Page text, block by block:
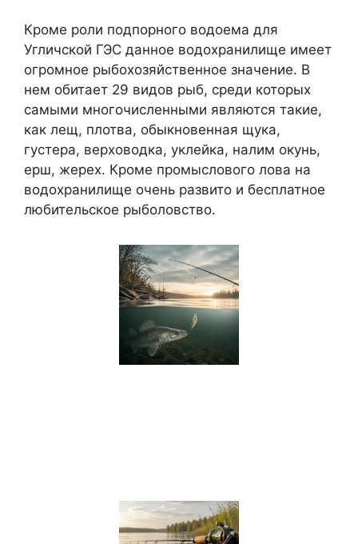
Кроме роли подпорного водоема для
Угличской ГЭС данное водохранилище имеет
огромное рыбохозяйственное значение. В
нем обитает 29 видов рыб, среди которых
самыми многочисленными являются такие,
как лещ, плотва, обыкновенная щука,
густера, верховодка, уклейка, налим окунь,
ерш, жерех. Кроме промыслового лова на
водохранилище очень развито и бесплатное
любительское рыболовство.